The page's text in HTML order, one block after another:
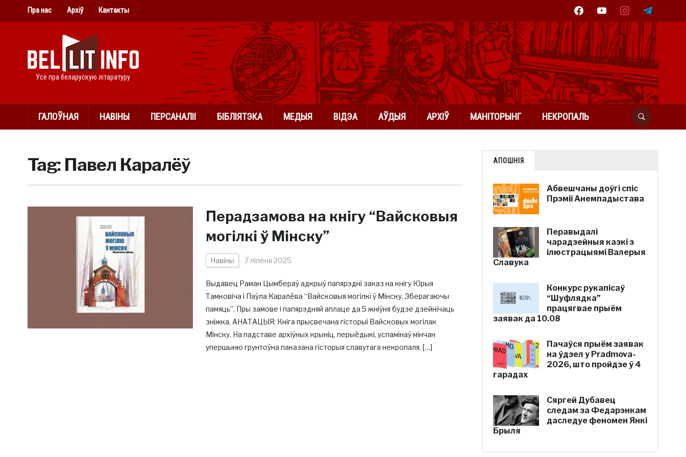
facebookyoutube instagramtelegram
Пра нас Архіў Кантакты
Усё пра беларускую літаратуру
ГАЛОЎНАЯ НАВІНЫ ПЕРСАНАЛІІ БІБЛІЯТЭКА МЕДЫЯ ВІДЭА АЎДЫЯ АРХІЎ МАНІТОРЫНГ НЕКРОПАЛЬ
Tag: Павел Каралёў
Перадзамова на кнігу “Вайсковыя
могілкі ў Мінску”
Навіны 7 ліпеня 2025
Выдавец Раман Цымбераў адкрыў папярэдні заказ на кнігу Юрыя
Тамковіча і Паўла Каралёва “Вайсковыя могілкі ў Мінску. Зберагаючы
памяць”. Пры замове і папярэдняй аплаце да 5 жніўня будзе дзейнічаць
зніжка. АНАТАЦЫЯ: Кніга прысвечана гісторыі Вайсковых могілак
Мінску. На падставе архіўных крыніц, перыёдыкі, успамінаў мінчан
упершыню грунтоўна паказана гісторыя славутага некропаля. […]
АПОШНІЯ
Абвешчаны доўгі спіс
Прэміі Анемпадыстава
Перавыдалі
чарадзейныя казкі з
ілюстрацыямі Валерыя
Славука
Конкурс рукапісаў
“Шуфлядка”
працягвае прыём
заявак да 10.08
Пачаўся прыём заявак
на ўдзел у Pradmova-
2026, што пройдзе ў 4
гарадах
Сяргей Дубавец
следам за Федарэнкам
даследуе феномен Янкі
Брыля